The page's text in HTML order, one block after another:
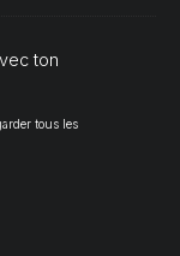
ton
tous les